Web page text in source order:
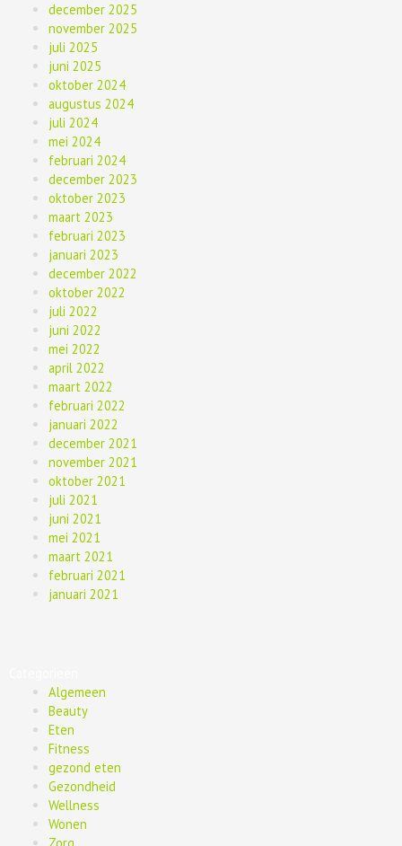
december 2025
november 2025
juli 2025
juni 2025
oktober 2024
augustus 2024
juli 2024
mei 2024
februari 2024
december 2023
oktober 2023
maart 2023
februari 2023
januari 2023
december 2022
oktober 2022
juli 2022
juni 2022
mei 2022
april 2022
maart 2022
februari 2022
januari 2022
december 2021
november 2021
oktober 2021
juli 2021
juni 2021
mei 2021
maart 2021
februari 2021
januari 2021
Algemeen
Beauty
Eten
Fitness
gezond eten
Gezondheid
Wellness
Wonen